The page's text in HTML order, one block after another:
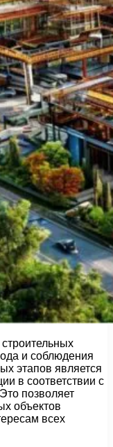
и соблюдения
этапов является
в соответствии с
позволяет
объектов
всех